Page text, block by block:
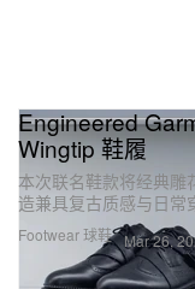
Footwear 球鞋
Engineered
Wingtip 鞋履
本次联名鞋款将经典
造兼具复古质感与日常
Mar 26,